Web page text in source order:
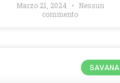
Marzo 21, 2024
Nessun
commento
SAVANA